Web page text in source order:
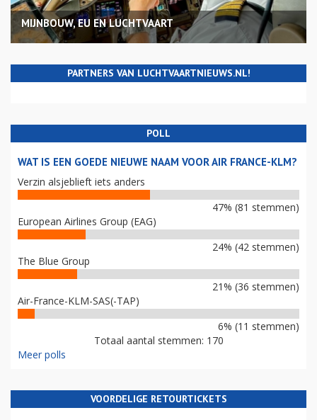
MIJNBOUW, EU EN LUCHTVAART
PARTNERS VAN LUCHTVAARTNIEUWS.NL!
POLL
WAT IS EEN GOEDE NIEUWE NAAM VOOR AIR FRANCE-KLM?
Verzin alsjeblieft iets anders
47% (81 stemmen)
European Airlines Group (EAG)
24% (42 stemmen)
The Blue Group
21% (36 stemmen)
Air-France-KLM-SAS(-TAP)
6% (11 stemmen)
Totaal aantal stemmen: 170
Meer polls
VOORDELIGE RETOURTICKETS